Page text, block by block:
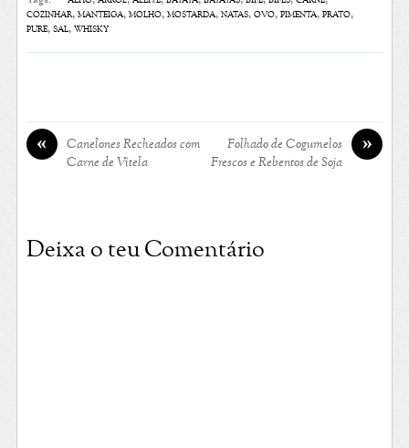
cozinhar,manteiga,molho,mostarda,natas,ovo,pimenta,prato,
puré,sal,whisky
«
Canelones Recheados com
Carne de Vitela
»
Folhado de Cogumelos
Frescos e Rebentos de Soja
Deixa o teu Comentário